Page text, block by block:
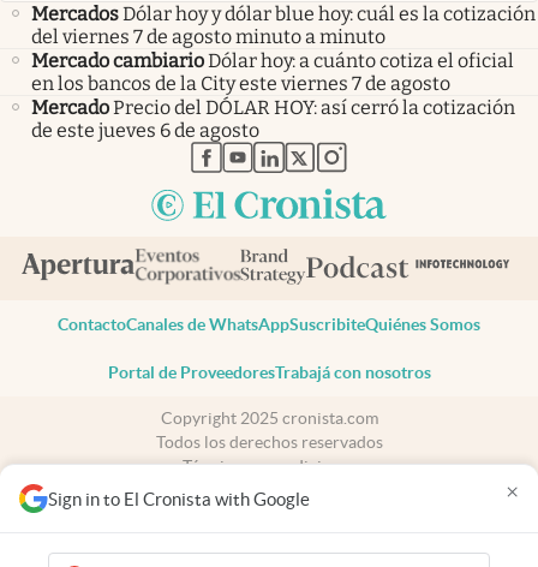
Sign in to El Cronista with Google ×
MercadosDólar hoy y dólar blue hoy: cuál es la cotización
del viernes 7 de agosto minuto a minuto
Mercado cambiarioDólar hoy: a cuánto cotiza el oficial
en los bancos de la City este viernes 7 de agosto
MercadoPrecio del DÓLAR HOY: así cerró la cotización
de este jueves 6 de agosto
abre en nueva pestaña
abre en nueva pestaña
abre en nueva pestaña
abre en nueva pestaña
abre en nueva pestaña
ContactoCanales de WhatsAppSuscribiteQuiénes Somos
Portal de ProveedoresTrabajá con nosotros
Copyright 2025 cronista.com
Todos los derechos reservados
Términos y condiciones
Privacidad
Consentimiento